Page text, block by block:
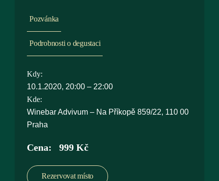
Pozvánka
Podrobnosti o degustaci
10.1.2020, 20:00 – 22:00
Winebar Advivum – Na Příkopě 859/22, 110 00
Praha
999 Kč
Rezervovat místo